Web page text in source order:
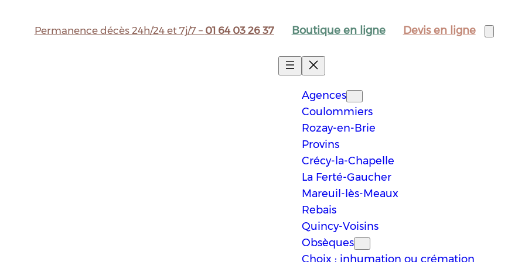
Permanence décès 24h/24 et 7j/7 – 01 64 03 26 37 Boutique en ligne Devisen ligne
Agences
Coulommiers
Rozay-en-Brie
Provins
Crécy-la-Chapelle
La Ferté-Gaucher
Mareuil-lès-Meaux
Rebais
Quincy-Voisins
Obsèques
Choix : inhumation ou crémation